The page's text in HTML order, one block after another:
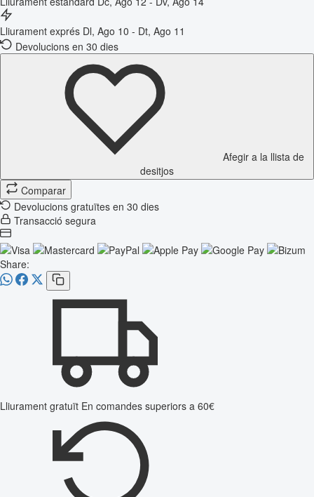
Lliurament exprés Dl, Ago 10 - Dt, Ago 11
Devolucions en 30 dies
Afegir a la llista de
desitjos
Comparar
Devolucions gratuïtes en 30 dies
Transacció segura
Share:
Lliurament gratuït En comandes superiors a 60€